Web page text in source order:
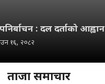
: दल दर्ताको आह्वान
१६, २०८२
ताजा समाचार